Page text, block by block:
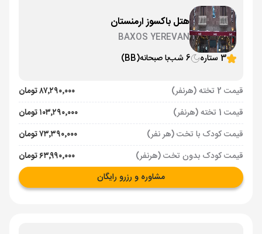
مدت پرواز :02:00
تهران , فرودگاه بین‌المللی امام خمینی IKA
Aircraft - معراج ایر (Economy)
هتل باکسوز ارمنستان
BAXOS YEREVAN
3 ستاره
6 شب با صبحانه(BB)
قیمت 2 تخته (هرنفر)
۸۷٬۲۹۰٬۰۰۰ تومان
قیمت 1 تخته (هرنفر)
۱۰۳٬۲۹۰٬۰۰۰ تومان
قیمت کودک با تخت (هر نفر)
۷۳٬۳۹۰٬۰۰۰ تومان
قیمت کودک بدون تخت (هرنفر)
۶۳٬۹۹۰٬۰۰۰ تومان
مشاوره و رزرو رایگان